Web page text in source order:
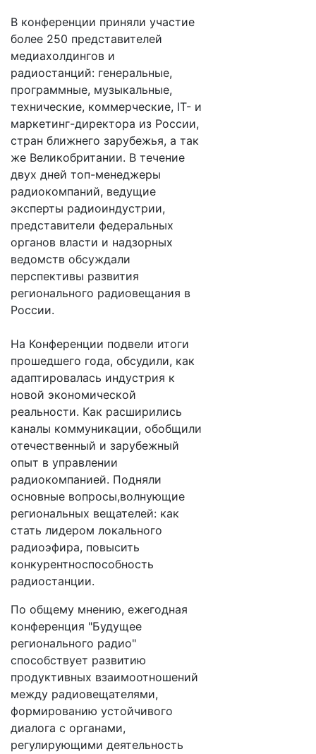
В конференции приняли участие
более 250 представителей
медиахолдингов и
радиостанций: генеральные,
программные, музыкальные,
технические, коммерческие, IT- и
маркетинг-директора из России,
стран ближнего зарубежья, а так
же Великобритании. В течение
двух дней топ-менеджеры
радиокомпаний, ведущие
эксперты радиоиндустрии,
представители федеральных
органов власти и надзорных
ведомств обсуждали
перспективы развития
регионального радиовещания в
России.
На Конференции подвели итоги
прошедшего года, обсудили, как
адаптировалась индустрия к
новой экономической
реальности. Как расширились
каналы коммуникации, обобщили
отечественный и зарубежный
опыт в управлении
радиокомпанией. Подняли
основные вопросы,волнующие
региональных вещателей: как
стать лидером локального
радиоэфира, повысить
конкурентноспособность
радиостанции.
По общему мнению, ежегодная
конференция "Будущее
регионального радио"
способствует развитию
продуктивных взаимоотношений
между радиовещателями,
формированию устойчивого
диалога с органами,
регулирующими деятельность